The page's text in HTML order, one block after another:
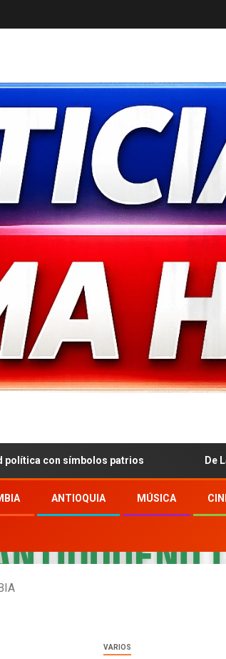
símbolos patrios De La Espriella
ANTIOQUIA MÚSICA
VARIOS